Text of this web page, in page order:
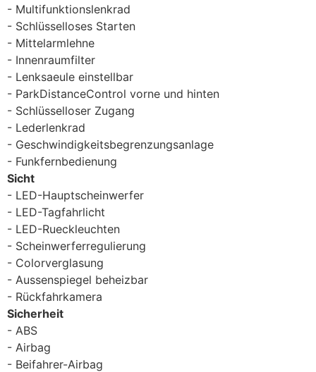
Multifunktionslenkrad
Schlüsselloses Starten
Mittelarmlehne
Innenraumfilter
Lenksaeule einstellbar
ParkDistanceControl vorne und hinten
Schlüsselloser Zugang
Lederlenkrad
Geschwindigkeitsbegrenzungsanlage
Funkfernbedienung
Sicht
LED-Hauptscheinwerfer
LED-Tagfahrlicht
LED-Rueckleuchten
Scheinwerferregulierung
Colorverglasung
Aussenspiegel beheizbar
Rückfahrkamera
Sicherheit
ABS
Airbag
Beifahrer-Airbag